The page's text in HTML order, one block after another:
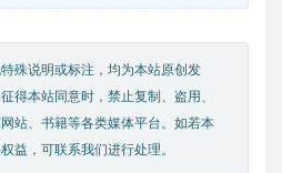
殊说明或标注，均为本站原创发
得本站同意时，禁止复制、盗用、
站、书籍等各类媒体平台。如若本
益，可联系我们进行处理。